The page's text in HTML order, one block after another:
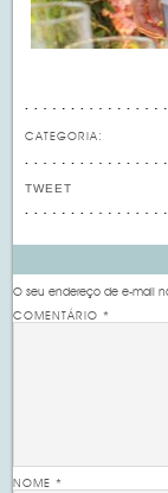
CATEGORIA:
TWEET
O seu endereço de e-mail
COMENTÁRIO*
NOME*